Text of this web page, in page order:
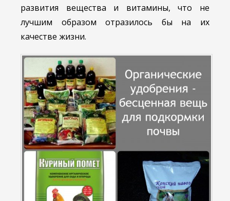
развития вещества и витамины, что не
лучшим образом отразилось бы на их
качестве жизни.